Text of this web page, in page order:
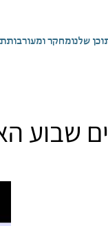
שלנומחקר ומעורבות
שבוע